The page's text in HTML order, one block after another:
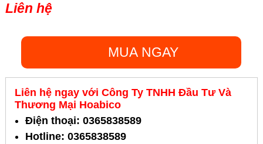
Liên hệ
MUA NGAY
Liên hệ ngay với Công Ty TNHH Đầu Tư Và
Thương Mại Hoabico
Điện thoại: 0365838589
Hotline: 0365838589